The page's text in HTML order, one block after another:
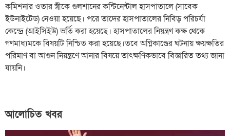
কমিশনার ওতার স্ত্রীকে গুলশানের কন্টিনেন্টাল হাসপাতালে (সাবেক
ইউনাইটেড) নেওয়া হয়েছে। পরে তাদের হাসপাতালের নিবিড় পরিচর্যা
কেন্দ্রে (আইসিইউ) ভর্তি করা হয়েছে। হাসপাতালের নিয়ন্ত্রণ কক্ষ থেকে
গণমাধ্যমকে বিষয়টি নিশ্চিত করা হয়েছে।তবে অগ্নিকাণ্ডের ঘটনায় ক্ষয়ক্ষতির
পরিমাণ বা আগুন নিয়ন্ত্রণে আনার বিষয়ে তাৎক্ষণিকভাবে বিস্তারিত তথ্য জানা
যায়নি।
আলোচিত খবর